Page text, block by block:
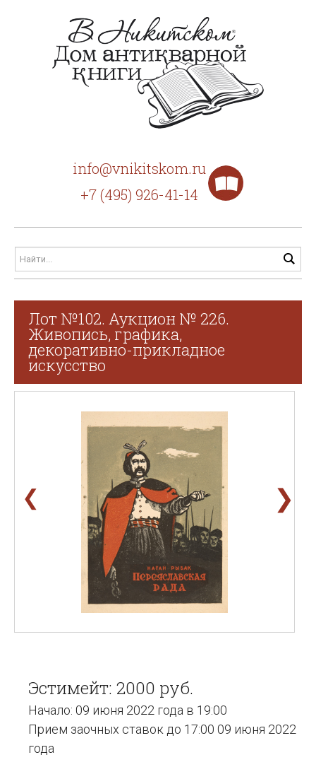
info@vnikitskom.ru
+7 (495) 926-41-14
Лот №102. Аукцион № 226.
Живопись, графика,
декоративно-прикладное
искусство
❮ ❯
Эстимейт: 2000 руб.
Начало: 09 июня 2022 года в 19:00
Прием заочных ставок до 17:00 09 июня 2022
года